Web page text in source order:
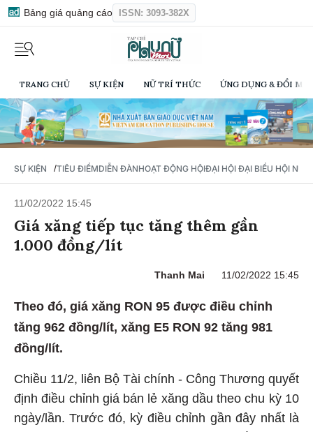
Bảng giá quảng cáo ISSN: 3093-382X
TRANG CHỦ SỰ KIỆN NỮ TRÍ THỨC ỨNG DỤNG & ĐỔI
SỰ KIỆN / TIÊU ĐIỂMDIỄN ĐÀNHOẠT ĐỘNG HỘIĐẠI HỘI ĐẠI BIỂU HỘI NỮ
11/02/2022 15:45
Giá xăng tiếp tục tăng thêm gần
1.000 đồng/lít
Thanh Mai 11/02/2022 15:45
Theo đó, giá xăng RON 95 được điều chỉnh
tăng 962 đồng/lít, xăng E5 RON 92 tăng 981
đồng/lít.
Chiều 11/2, liên Bộ Tài chính - Công Thương quyết
định điều chỉnh giá bán lẻ xăng dầu theo chu kỳ 10
ngày/lần. Trước đó, kỳ điều chỉnh gần đây nhất là